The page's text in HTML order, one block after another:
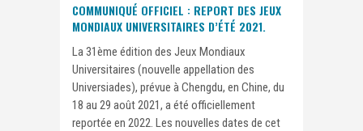
COMMUNIQUÉ OFFICIEL : REPORT DES JEUX
MONDIAUX UNIVERSITAIRES D’ÉTÉ 2021.
La 31ème édition des Jeux Mondiaux
Universitaires (nouvelle appellation des
Universiades), prévue à Chengdu, en Chine, du
18 au 29 août 2021, a été officiellement
reportée en 2022. Les nouvelles dates de cet